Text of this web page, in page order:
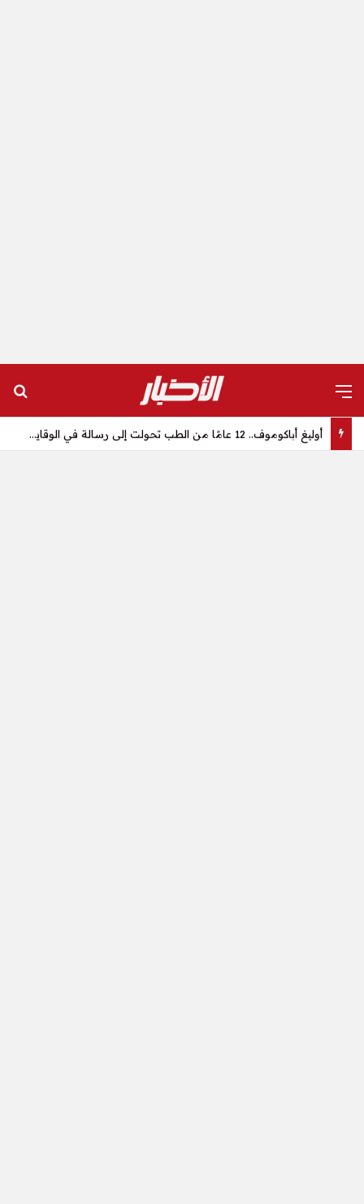
أوليغ أباكوموف.. 12 عامًا من الطب تحولت إلى رسالة في الوقاية وصناعة حياة أكثر صحة